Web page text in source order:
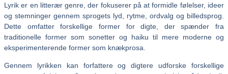
Lyrik er en litterær genre, der fokuserer på at formidle følelser, ideer
og stemninger gennem sprogets lyd, rytme, ordvalg og billedsprog.
Dette omfatter forskellige former for digte, der spænder fra
traditionelle former som sonetter og haiku til mere moderne og
eksperimenterende former som knækprosa.
Gennem lyrikken kan forfattere og digtere udforske forskellige